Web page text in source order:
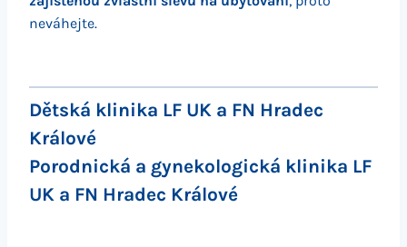
neváhejte.
Dětská klinika LF UK a FN Hradec
Králové
Porodnická a gynekologická klinika LF
UK a FN Hradec Králové